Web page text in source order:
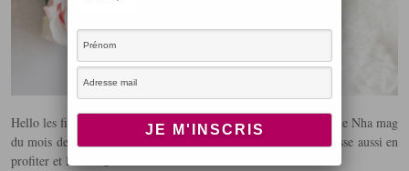
Hello les filles !! Ce mini article juste pour partager avec vous le Nha mag
du mois de Septembre, afin que celles qui n’y ont pas accès puisse aussi en
profiter et le lire 🙂